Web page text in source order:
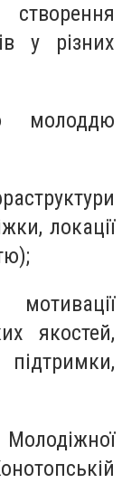
у різних
молоддю
локації
якостей,